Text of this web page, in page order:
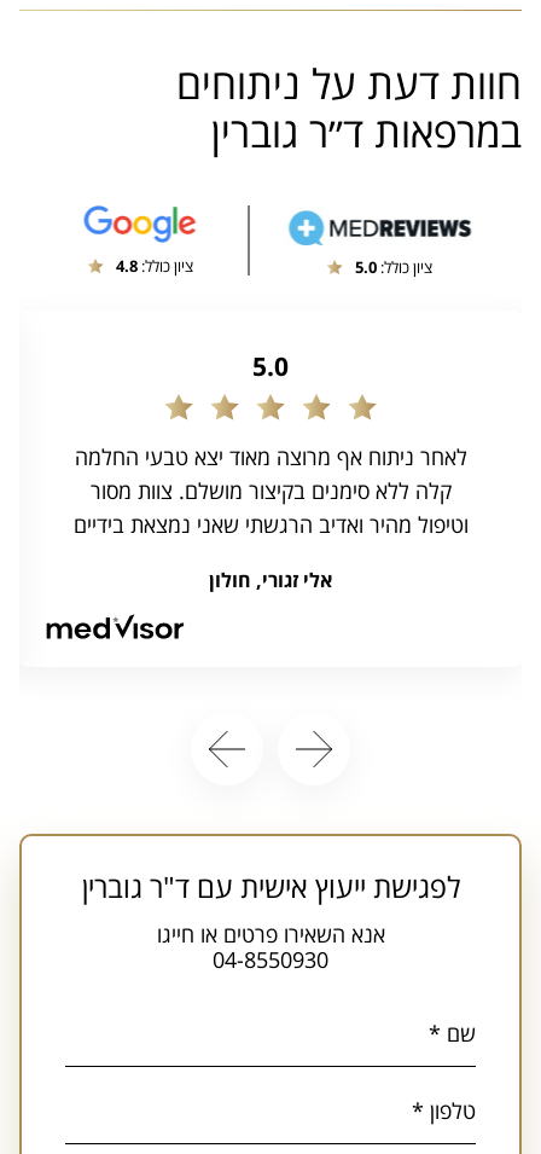
חוות דעת על ניתוחים
במרפאות ד״ר גוברין
ציון כולל: 5.0 ציון כולל: 4.8
5.0
לאחר ניתוח אף מרוצה מאוד יצא טבעי החלמה
קלה ללא סימנים בקיצור מושלם. צוות מסור
וטיפול מהיר ואדיב הרגשתי שאני נמצאת בידיים
אלי זגורי, חולון
לפגישת ייעוץ אישית עם ד"ר גוברין
אנא השאירו פרטים או חייגו
04-8550930